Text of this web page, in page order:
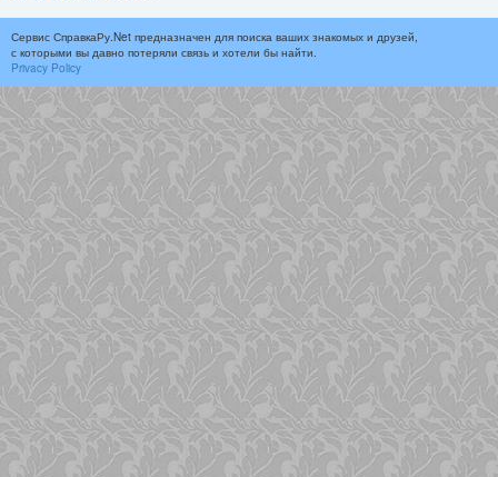
Сервис СправкаРу.Net предназначен для поиска ваших знакомых и друзей,
с которыми вы давно потеряли связь и хотели бы найти.
Privacy Policy